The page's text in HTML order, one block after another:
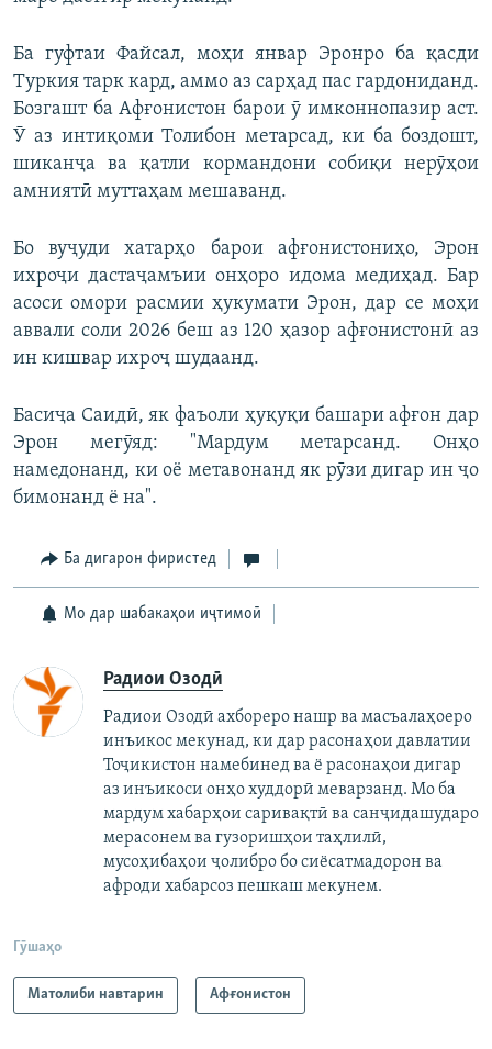
Ба гуфтаи Файсал, моҳи январ Эронро ба қасди
Туркия тарк кард, аммо аз сарҳад пас гардониданд.
Бозгашт ба Афғонистон барои ӯ имконнопазир аст.
Ӯ аз интиқоми Толибон метарсад, ки ба боздошт,
шиканҷа ва қатли кормандони собиқи нерӯҳои
амниятӣ муттаҳам мешаванд.
Бо вуҷуди хатарҳо барои афғонистониҳо, Эрон
ихроҷи дастаҷамъии онҳоро идома медиҳад. Бар
асоси омори расмии ҳукумати Эрон, дар се моҳи
аввали соли 2026 беш аз 120 ҳазор афғонистонӣ аз
ин кишвар ихроҷ шудаанд.
Басиҷа Саидӣ, як фаъоли ҳуқуқи башари афғон дар
Эрон мегӯяд: "Мардум метарсанд. Онҳо
намедонанд, ки оё метавонанд як рӯзи дигар ин ҷо
бимонанд ё на".
Ба дигарон фиристед
Мо дар шабакаҳои иҷтимоӣ
Радиои Озодӣ
Радиои Озодӣ ахбореро нашр ва масъалаҳоеро
инъикос мекунад, ки дар расонаҳои давлатии
Тоҷикистон намебинед ва ё расонаҳои дигар
аз инъикоси онҳо худдорӣ меварзанд. Мо ба
мардум хабарҳои саривақтӣ ва санҷидашударо
мерасонем ва гузоришҳои таҳлилӣ,
мусоҳибаҳои ҷолибро бо сиёсатмадорон ва
афроди хабарсоз пешкаш мекунем.
Гӯшаҳо
Матолиби навтарин Афғонистон